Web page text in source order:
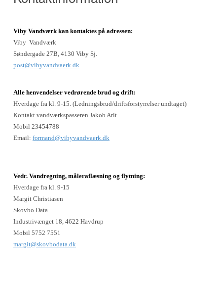
Viby Vandværk kan kontaktes på adressen:
Viby Vandværk
Søndergade 27B, 4130 Viby Sj.
post@vibyvandvaerk.dk
Alle henvendelser vedrørende brud og drift:
Hverdage fra kl. 9-15. (Ledningsbrud/driftsforstyrrelser undtaget)
Kontakt vandværkspasseren Jakob Arlt
Mobil 23454788
Email: formand@vibyvandvaerk.dk
Vedr. Vandregning, måleraflæsning og flytning:
Hverdage fra kl. 9-15
Margit Christiasen
Skovbo Data
Industrivænget 18, 4622 Havdrup
Mobil 5752 7551
margit@skovbodata.dk